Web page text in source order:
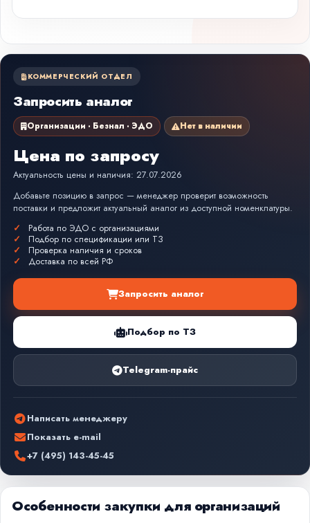
КОММЕРЧЕСКИЙ ОТДЕЛ
Запросить аналог
Организации · Безнал · ЭДО Нет в наличии
Цена по запросу
Актуальность цены и наличия: 27.07.2026
Добавьте позицию в запрос — менеджер проверит возможность
поставки и предложит актуальный аналог из доступной номенклатуры.
Работа по ЭДО с организациями
Подбор по спецификации или ТЗ
Проверка наличия и сроков
Доставка по всей РФ
Запросить аналог
Подбор по ТЗ
Telegram-прайс
Написать менеджеру
Показать e-mail
+7 (495) 143-45-45
Особенности закупки для организаций